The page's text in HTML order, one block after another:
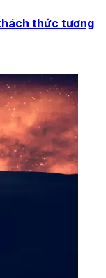
thức tương